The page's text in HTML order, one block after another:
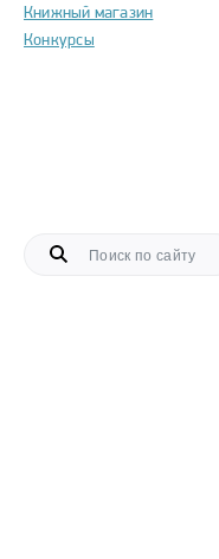
Книжный магазин
Конкурсы